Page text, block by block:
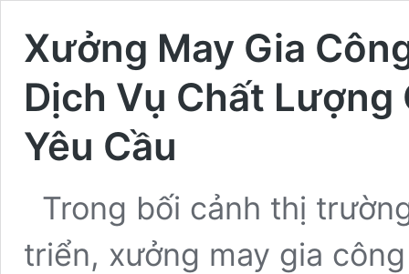
Xưởng May Gia
Dịch Vụ Chất Lượng
Yêu Cầu
Trong bối cảnh thị
triển, xưởng may gia